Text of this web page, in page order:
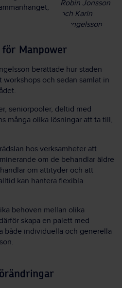
Robin Jonsson
och Karin
Bryngelsson.
Manpower
berättade hur staden
och sedan samlat in
seniorpooler, deltid med
många olika lösningar att ta till,
hos verksamheter att
om de behandlar äldre
om attityder och att
kan hantera flexibla
behoven mellan olika
skapa en palett med
både individuella och generella